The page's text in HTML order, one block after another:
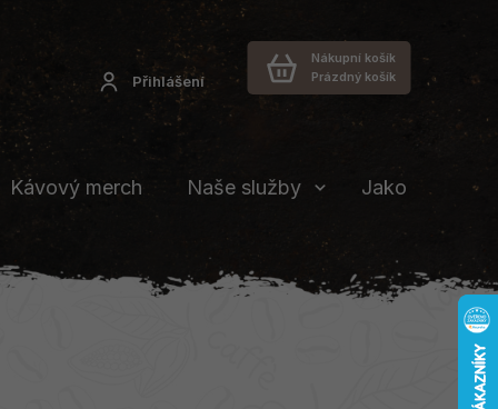
Přihlášení
Nákupní košík
Prázdný košík
Kávový merch Naše služby Jakou vybrat